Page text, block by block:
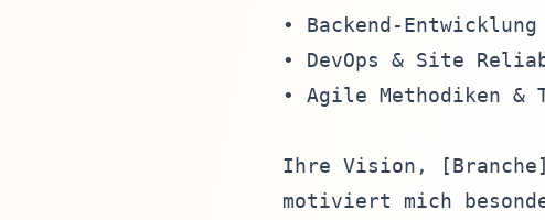
• Backend-
• DevOps & Site
• Agile Methodiken &
Ihre Vision,
motiviert mich